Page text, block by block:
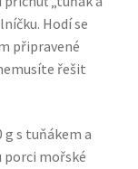
Hodí se
připravené
řešit
g s tuňákem a
porci mořské